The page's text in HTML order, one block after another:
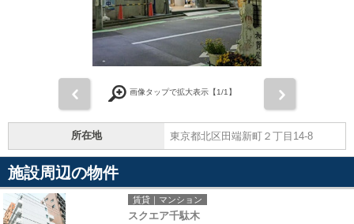
画像タップで拡大表示【1/1】
所在地 東京都北区田端新町２丁目14-8
施設周辺の物件
賃貸｜マンション
スクエア千駄木